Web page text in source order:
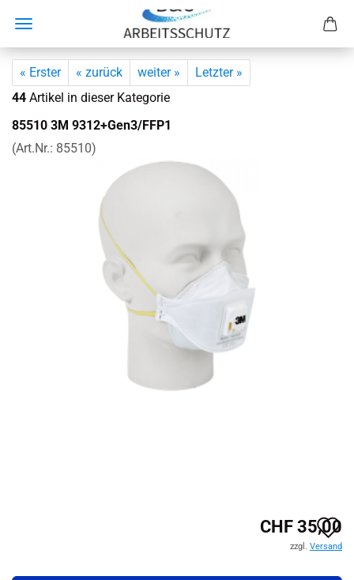
« Erster « zurück weiter »
Letzter »
44 Artikel in dieser Kategorie
85510 3M 9312+Gen3/FFP1
(Art.Nr.: 85510)
CHF 35,00
zzgl. Versand